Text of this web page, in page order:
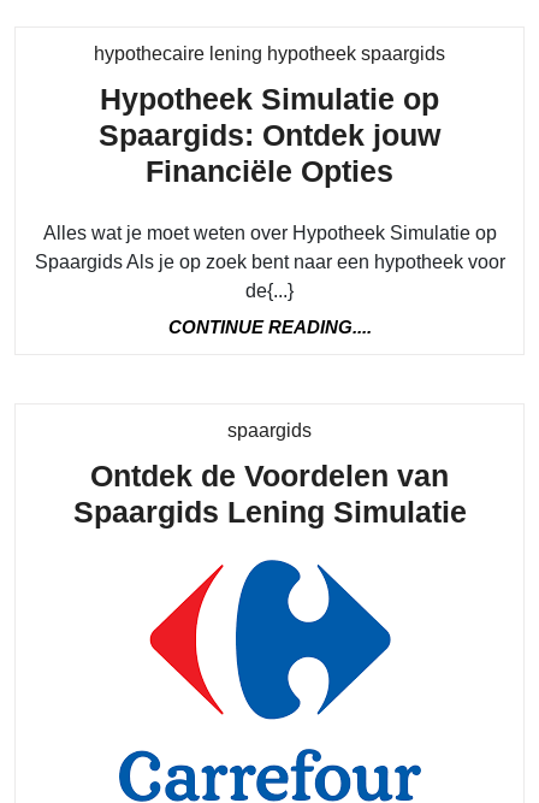
hypothecaire lening hypotheek spaargidsCategory
Hypotheek Simulatie op
Spaargids: Ontdek jouw
Financiële Opties
op
Alles wat je moet weten over Hypotheek Simulatie op
Spaargids Als je op zoek bent naar een hypotheek voor
de{...}
CONTINUE READING....
spaargidsCategory
Ontdek de Voordelen van
Spaargids Lening Simulatie